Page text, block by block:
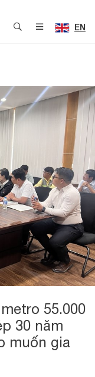
EN
55.000
30 năm
muốn gia